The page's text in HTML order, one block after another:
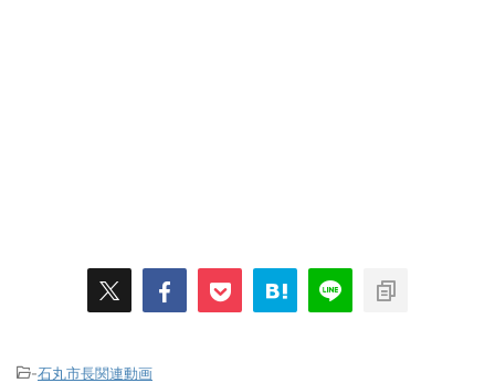
-石丸市長関連動画